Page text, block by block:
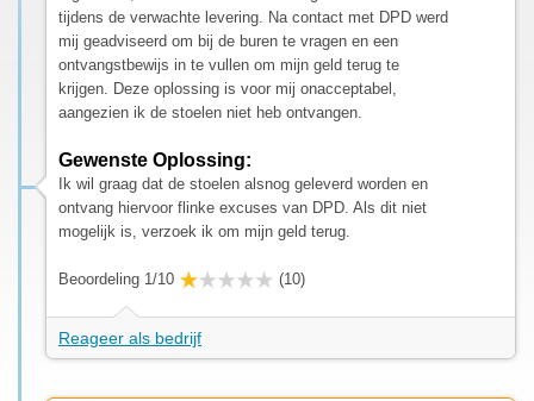
tijdens de verwachte levering. Na contact met DPD werd
mij geadviseerd om bij de buren te vragen en een
ontvangstbewijs in te vullen om mijn geld terug te
krijgen. Deze oplossing is voor mij onacceptabel,
aangezien ik de stoelen niet heb ontvangen.
Gewenste Oplossing:
Ik wil graag dat de stoelen alsnog geleverd worden en
ontvang hiervoor flinke excuses van DPD. Als dit niet
mogelijk is, verzoek ik om mijn geld terug.
Beoordeling 1/10 (10)
Reageer als bedrijf